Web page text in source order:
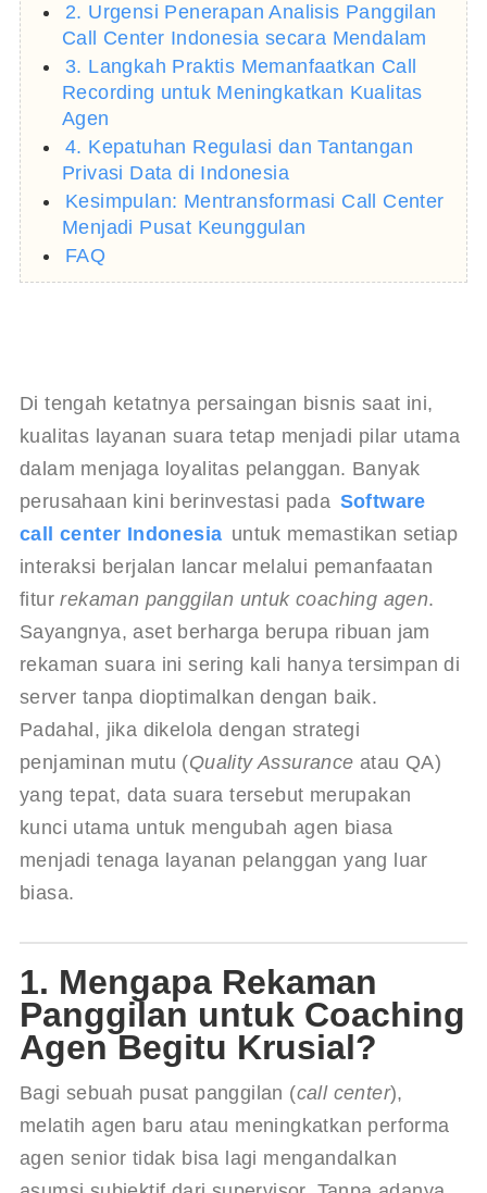
2. Urgensi Penerapan Analisis Panggilan
Call Center Indonesia secara Mendalam
3. Langkah Praktis Memanfaatkan Call
Recording untuk Meningkatkan Kualitas
Agen
4. Kepatuhan Regulasi dan Tantangan
Privasi Data di Indonesia
Kesimpulan: Mentransformasi Call Center
Menjadi Pusat Keunggulan
FAQ
Di tengah ketatnya persaingan bisnis saat ini,
kualitas layanan suara tetap menjadi pilar utama
dalam menjaga loyalitas pelanggan. Banyak
perusahaan kini berinvestasi pada Software
call center Indonesia untuk memastikan setiap
interaksi berjalan lancar melalui pemanfaatan
fitur rekaman panggilan untuk coaching agen.
Sayangnya, aset berharga berupa ribuan jam
rekaman suara ini sering kali hanya tersimpan di
server tanpa dioptimalkan dengan baik.
Padahal, jika dikelola dengan strategi
penjaminan mutu (Quality Assurance atau QA)
yang tepat, data suara tersebut merupakan
kunci utama untuk mengubah agen biasa
menjadi tenaga layanan pelanggan yang luar
biasa.
1. Mengapa Rekaman
Panggilan untuk Coaching
Agen Begitu Krusial?
Bagi sebuah pusat panggilan (call center),
melatih agen baru atau meningkatkan performa
agen senior tidak bisa lagi mengandalkan